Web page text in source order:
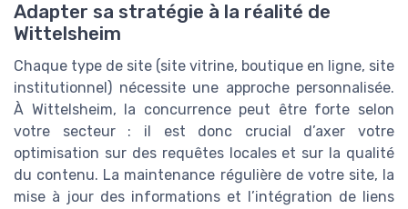
Adapter sa stratégie à la réalité de
Wittelsheim
Chaque type de site (site vitrine, boutique en ligne, site
institutionnel) nécessite une approche personnalisée.
À Wittelsheim, la concurrence peut être forte selon
votre secteur : il est donc crucial d’axer votre
optimisation sur des requêtes locales et sur la qualité
du contenu. La maintenance régulière de votre site, la
mise à jour des informations et l’intégration de liens